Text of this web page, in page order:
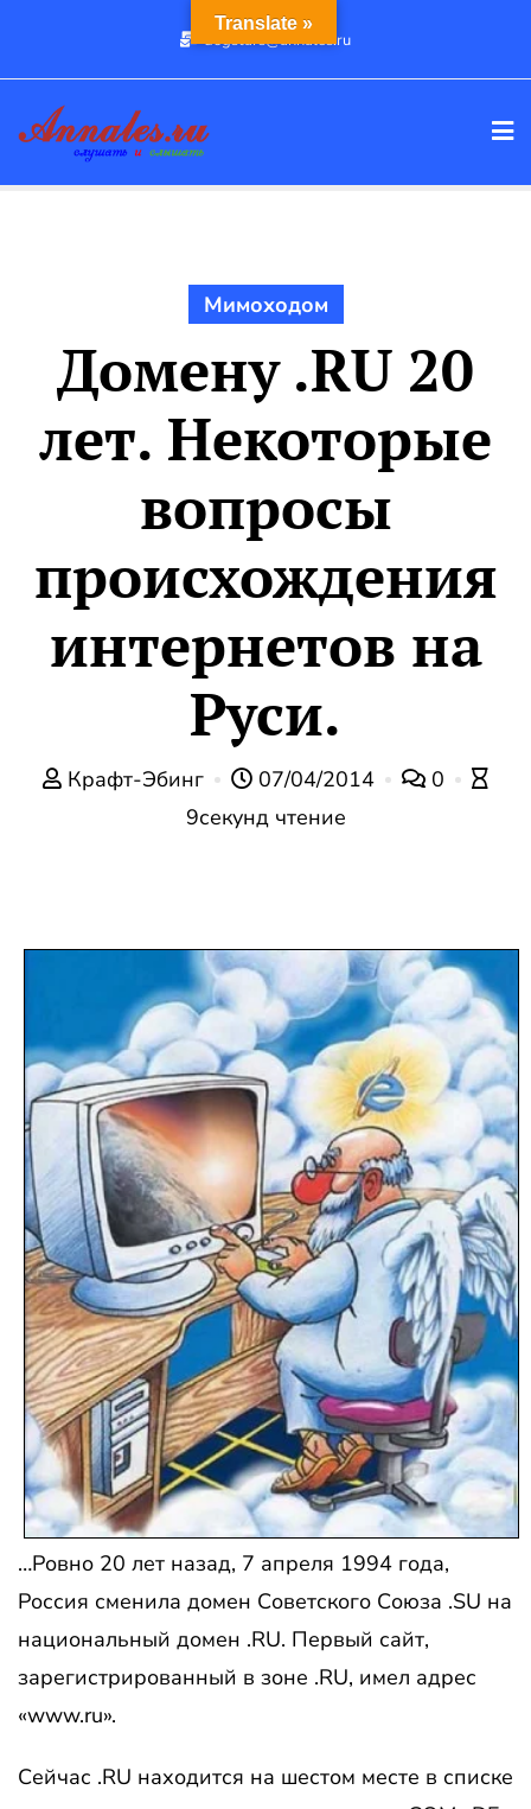
dogstars@annales.ru
Мимоходом
Домену .RU 20
лет. Некоторые
вопросы
происхождения
интернетов на
Руси.
Крафт-Эбинг 07/04/2014
0
9секунд чтение
…Ровно 20 лет назад, 7 апреля 1994 года,
Россия сменила домен Советского Союза .SU на
национальный домен .RU. Первый сайт,
зарегистрированный в зоне .RU, имел адрес
«www.ru».
Сейчас .RU находится на шестом месте в списке
Translate »